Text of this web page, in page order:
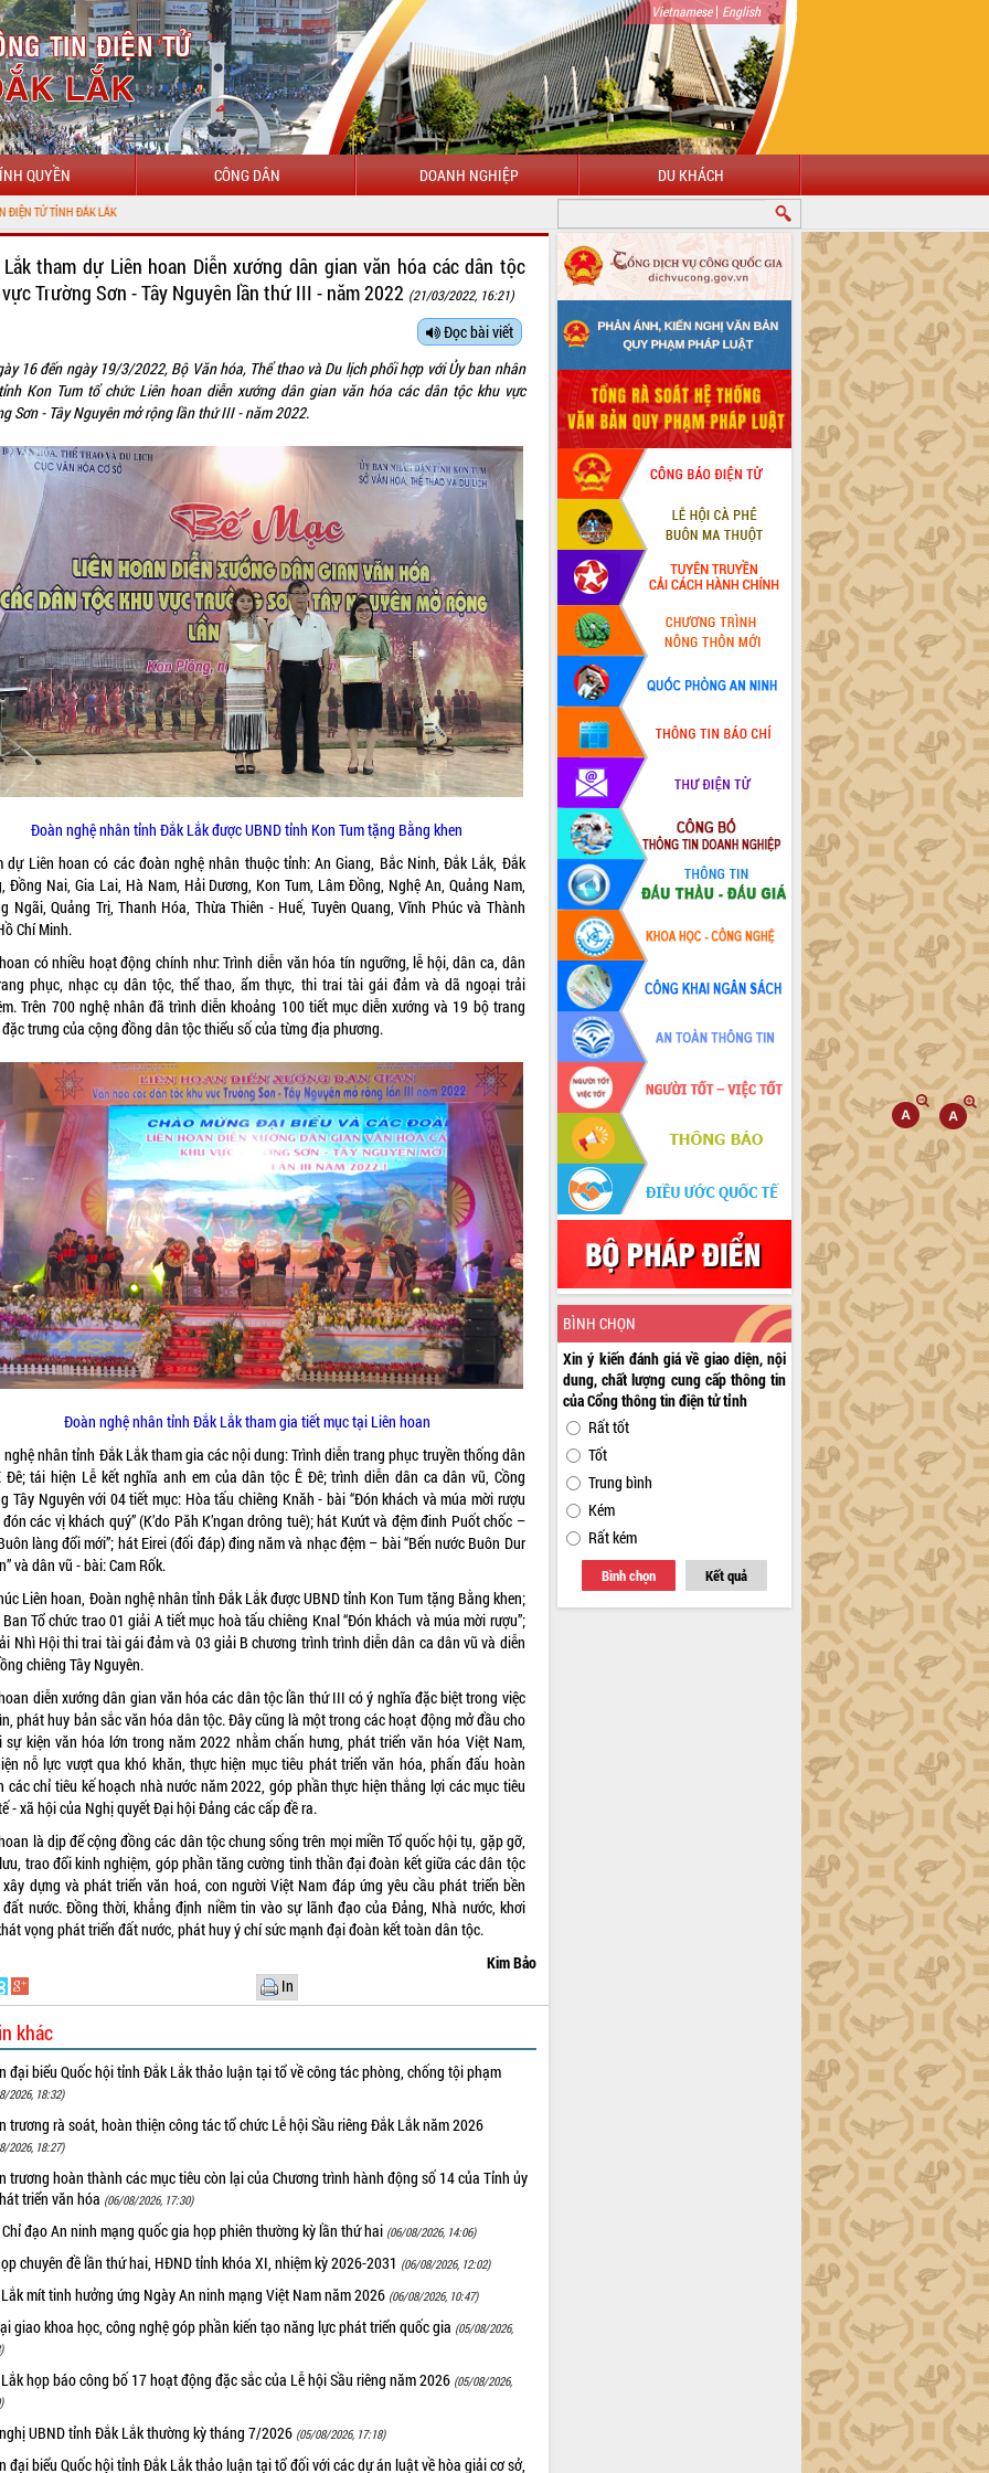
Vietnamese| English
QUYỀN CÔNG DÂN DOANH NGHIỆP DU KHÁCH
LẮK
tham dự Liên hoan Diễn xướng dân gian văn hóa các dân tộc
Trường Sơn - Tây Nguyên lần thứ III - năm 2022 (21/03/2022, 16:21)
Đọc bài viết
16 đến ngày 19/3/2022, Bộ Văn hóa, Thể thao và Du lịch phối hợp với Ủy ban nhân
Kon Tum tổ chức Liên hoan diễn xướng dân gian văn hóa các dân tộc khu vực
Sơn - Tây Nguyên mở rộng lần thứ III - năm 2022.
Đoàn nghệ nhân tỉnh Đắk Lắk được UBND tỉnh Kon Tum tặng Bằng khen
dự Liên hoan có các đoàn nghệ nhân thuộc tỉnh: An Giang, Bắc Ninh, Đắk Lắk, Đắk
Đồng Nai, Gia Lai, Hà Nam, Hải Dương, Kon Tum, Lâm Đồng, Nghệ An, Quảng Nam,
Ngãi, Quảng Trị, Thanh Hóa, Thừa Thiên - Huế, Tuyên Quang, Vĩnh Phúc và Thành
Chí Minh.
có nhiều hoạt động chính như: Trình diễn văn hóa tín ngưỡng, lễ hội, dân ca, dân
phục, nhạc cụ dân tộc, thể thao, ẩm thực, thi trai tài gái đảm và dã ngoại trải
Trên 700 nghệ nhân đã trình diễn khoảng 100 tiết mục diễn xướng và 19 bộ trang
trưng của cộng đồng dân tộc thiểu số của từng địa phương.
Đoàn nghệ nhân tỉnh Đắk Lắk tham gia tiết mục tại Liên hoan
nhân tỉnh Đắk Lắk tham gia các nội dung: Trình diễn trang phục truyền thống dân
Đê; tái hiện Lễ kết nghĩa anh em của dân tộc Ê Đê; trình diễn dân ca dân vũ, Cồng
Tây Nguyên với 04 tiết mục: Hòa tấu chiêng Knăh - bài “Đón khách và múa mời rượu
các vị khách quý” (K’do Păh K’ngan drông tuê); hát Kưứt và đệm đinh Puốt chốc –
làng đổi mới”; hát Eirei (đối đáp) đing năm và nhạc đệm – bài “Bến nước Buôn Dur
và dân vũ - bài: Cam Rốk.
Liên hoan, Đoàn nghệ nhân tỉnh Đắk Lắk được UBND tỉnh Kon Tum tặng Bằng khen;
Tổ chức trao 01 giải A tiết mục hoà tấu chiêng Knal “Đón khách và múa mời rượu”;
Nhì Hội thi trai tài gái đảm và 03 giải B chương trình trình diễn dân ca dân vũ và diễn
chiêng Tây Nguyên.
diễn xướng dân gian văn hóa các dân tộc lần thứ III có ý nghĩa đặc biệt trong việc
phát huy bản sắc văn hóa dân tộc. Đây cũng là một trong các hoạt động mở đầu cho
sự kiện văn hóa lớn trong năm 2022 nhằm chấn hưng, phát triển văn hóa Việt Nam,
nỗ lực vượt qua khó khăn, thực hiện mục tiêu phát triển văn hóa, phấn đấu hoàn
các chỉ tiêu kế hoạch nhà nước năm 2022, góp phần thực hiện thắng lợi các mục tiêu
- xã hội của Nghị quyết Đại hội Đảng các cấp đề ra.
là dịp để cộng đồng các dân tộc chung sống trên mọi miền Tổ quốc hội tụ, gặp gỡ,
trao đổi kinh nghiệm, góp phần tăng cường tinh thần đại đoàn kết giữa các dân tộc
dựng và phát triển văn hoá, con người Việt Nam đáp ứng yêu cầu phát triển bền
đất nước. Đồng thời, khẳng định niềm tin vào sự lãnh đạo của Đảng, Nhà nước, khơi
vọng phát triển đất nước, phát huy ý chí sức mạnh đại đoàn kết toàn dân tộc.
Kim Bảo
In
khác
đại biểu Quốc hội tỉnh Đắk Lắk thảo luận tại tổ về công tác phòng, chống tội phạm
2026, 18:32)
trương rà soát, hoàn thiện công tác tổ chức Lễ hội Sầu riêng Đắk Lắk năm 2026
2026, 18:27)
trương hoàn thành các mục tiêu còn lại của Chương trình hành động số 14 của Tỉnh ủy
triển văn hóa (06/08/2026, 17:30)
đạo An ninh mạng quốc gia họp phiên thường kỳ lần thứ hai (06/08/2026, 14:06)
chuyên đề lần thứ hai, HĐND tỉnh khóa XI, nhiệm kỳ 2026-2031 (06/08/2026, 12:02)
mít tinh hưởng ứng Ngày An ninh mạng Việt Nam năm 2026 (06/08/2026, 10:47)
giao khoa học, công nghệ góp phần kiến tạo năng lực phát triển quốc gia (05/08/2026,
họp báo công bố 17 hoạt động đặc sắc của Lễ hội Sầu riêng năm 2026 (05/08/2026,
UBND tỉnh Đắk Lắk thường kỳ tháng 7/2026 (05/08/2026, 17:18)
đại biểu Quốc hội tỉnh Đắk Lắk thảo luận tại tổ đối với các dự án luật về hòa giải cơ sở,
BÌNH CHỌN
Xin ý kiến đánh giá về giao diện, nội
dung, chất lượng cung cấp thông tin
của Cổng thông tin điện tử tỉnh
Rất tốt
Tốt
Trung bình
Kém
Rất kém
Bình chọn Kết quả